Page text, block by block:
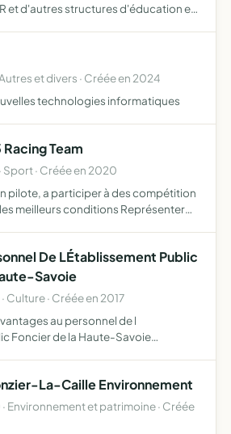
et d'autres structures d'éducation et
et divers · Créée en 2024
technologies informatiques
Team
Sport · Créée en 2020
pilote, a participer à des compétition
meilleurs conditions Représenter
De LÉtablissement Public
Savoie
Culture · Créée en 2017
au personnel de l
Foncier de la Haute-Savoie
La-Caille Environnement
Environnement et patrimoine · Créée